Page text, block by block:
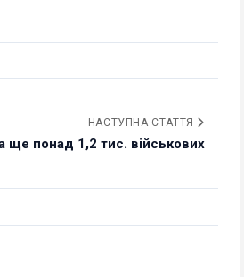
НАСТУПНА СТАТТЯ
ще понад 1,2 тис. військових